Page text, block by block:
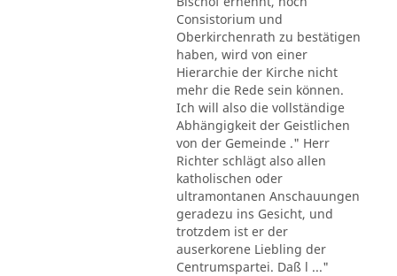
Consistorium und
Oberkirchenrath zu bestätigen
haben, wird von einer
Hierarchie der Kirche nicht
mehr die Rede sein können.
Ich will also die vollständige
Abhängigkeit der Geistlichen
von der Gemeinde ." Herr
Richter schlägt also allen
katholischen oder
ultramontanen Anschauungen
geradezu ins Gesicht, und
trotzdem ist er der
auserkorene Liebling der
Centrumspartei. Daß l ..."